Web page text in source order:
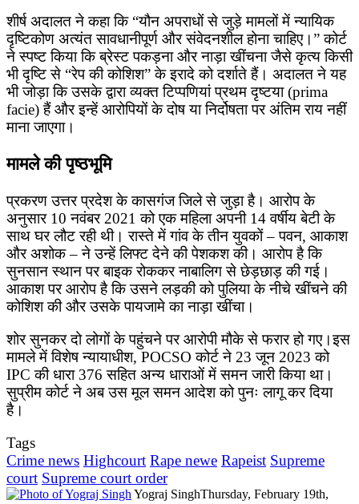
शीर्ष अदालत ने कहा कि “यौन अपराधों से जुड़े मामलों में न्यायिक
दृष्टिकोण अत्यंत सावधानीपूर्ण और संवेदनशील होना चाहिए।” कोर्ट
ने स्पष्ट किया कि ब्रेस्ट पकड़ना और नाड़ा खींचना जैसे कृत्य किसी
भी दृष्टि से “रेप की कोशिश” के इरादे को दर्शाते हैं। अदालत ने यह
भी जोड़ा कि उसके द्वारा व्यक्त टिप्पणियां प्रथम दृष्टया (prima
facie) हैं और इन्हें आरोपियों के दोष या निर्दोषता पर अंतिम राय नहीं
माना जाएगा।
मामले की पृष्ठभूमि
प्रकरण उत्तर प्रदेश के कासगंज जिले से जुड़ा है। आरोप के
अनुसार 10 नवंबर 2021 को एक महिला अपनी 14 वर्षीय बेटी के
साथ घर लौट रही थी। रास्ते में गांव के तीन युवकों – पवन, आकाश
और अशोक – ने उन्हें लिफ्ट देने की पेशकश की। आरोप है कि
सुनसान स्थान पर बाइक रोककर नाबालिग से छेड़छाड़ की गई।
आकाश पर आरोप है कि उसने लड़की को पुलिया के नीचे खींचने की
कोशिश की और उसके पायजामे का नाड़ा खींचा।
शोर सुनकर दो लोगों के पहुंचने पर आरोपी मौके से फरार हो गए।इस
मामले में विशेष न्यायाधीश, POCSO कोर्ट ने 23 जून 2023 को
IPC की धारा 376 सहित अन्य धाराओं में समन जारी किया था।
सुप्रीम कोर्ट ने अब उस मूल समन आदेश को पुनः लागू कर दिया
है।
Tags
Crime news Highcourt Rape newe Rapeist Supreme
court Supreme court order
Yograj SinghThursday, February 19th,